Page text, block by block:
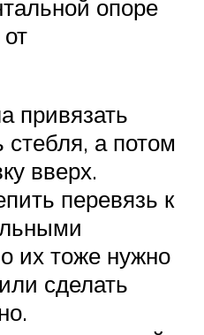
опоре
привязать
а потом
вверх.
перевязь к
их тоже нужно
сделать